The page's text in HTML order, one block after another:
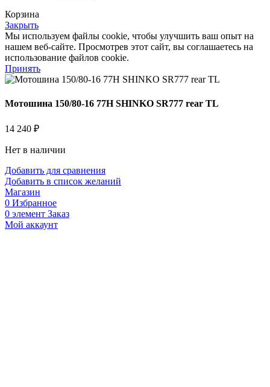
Корзина
Закрыть
Мы используем файлы cookie, чтобы улучшить ваш опыт на
нашем веб-сайте. Просмотрев этот сайт, вы соглашаетесь на
использование файлов cookie.
Принять
Мотошина 150/80-16 77H SHINKO SR777 rear TL
14 240 ₽
Нет в наличии
Добавить для сравнения
Добавить в список желаний
Магазин
0 Избранное
0 элемент Заказ
Мой аккаунт